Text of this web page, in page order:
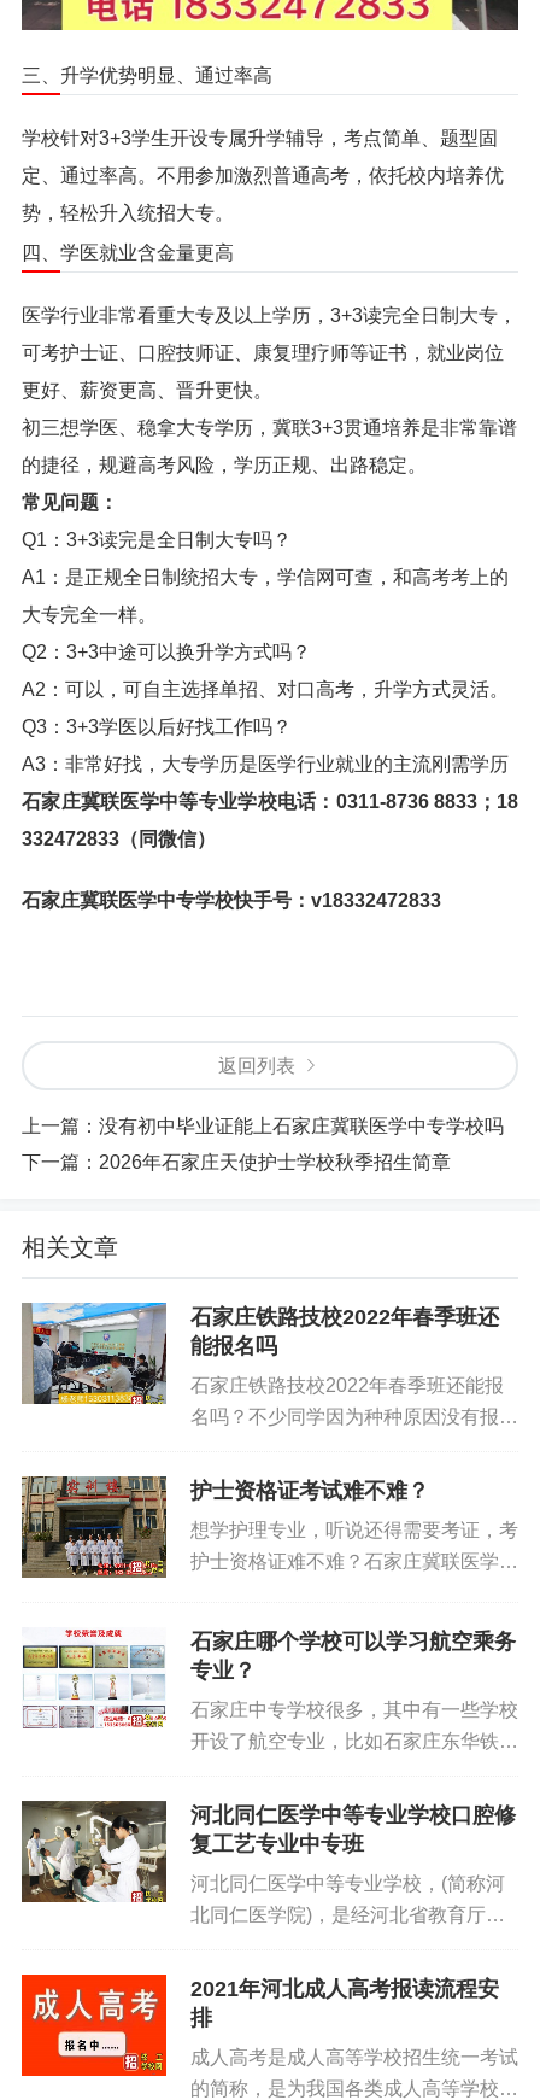
三、升学优势明显、通过率高
学校针对3+3学生开设专属升学辅导，考点简单、题型固
定、通过率高。不用参加激烈普通高考，依托校内培养优
势，轻松升入统招大专。
四、学医就业含金量更高
医学行业非常看重大专及以上学历，3+3读完全日制大专，
可考护士证、口腔技师证、康复理疗师等证书，就业岗位
更好、薪资更高、晋升更快。
初三想学医、稳拿大专学历，冀联3+3贯通培养是非常靠谱
的捷径，规避高考风险，学历正规、出路稳定。
常见问题：
Q1：3+3读完是全日制大专吗？
A1：是正规全日制统招大专，学信网可查，和高考考上的
大专完全一样。
Q2：3+3中途可以换升学方式吗？
A2：可以，可自主选择单招、对口高考，升学方式灵活。
Q3：3+3学医以后好找工作吗？
A3：非常好找，大专学历是医学行业就业的主流刚需学历
石家庄冀联医学中等专业学校电话：0311-8736 8833；18
332472833（同微信）
石家庄冀联医学中专学校快手号：v18332472833
返回列表
上一篇： 没有初中毕业证能上石家庄冀联医学中专学校吗
下一篇： 2026年石家庄天使护士学校秋季招生简章
相关文章
石家庄铁路技校2022年春季班还
能报名吗
石家庄铁路技校2022年春季班还能报
名吗？不少同学因为种种原因没有报上
有什么办法能报名吗？ 根据学校开学
进行补录，想要报名春季班的同学可以
致电15303113838咨询了解。 补录名
抓紧时间到校报名入学。 石家庄铁路
职业技工学校有在校生万人以上，1.6
万平方米校内实训场地和满足教学需要
的先进教学设备，建有9个设备先进的
专业升级。学生就业、升学双畅通。在
专业建设上形成了铁路特色鲜明、路地
两用专...
护士资格证考试难不难？
想学护理专业，听说还得需要考证，考
护士资格证难不难？石家庄冀联医学院
分，实践能力78分。一次考试通过两
个科目为考试成绩合格。 2014年，护
士资格考试合格分数线：专业实务77
分，实践能力79分。一次考试通过两
士资格考试合格分数线：专业实务67
分，实践能力65分。一次考试通过两
个科目为考试成绩合格。 2016年，护
士资格考试合格分数线：专业实务300
式)。 2017年，护士资格考试合格分数
线：专业实...
石家庄哪个学校可以学习航空乘务
专业？
石家庄中专学校很多，其中有一些学校
开设了航空专业，比如石家庄东华铁路
铁路想航空专业情况。 石家庄东华铁
路学校地处河北省省会石家庄市新华区
多平方米，建有高标准的教学设施和实
训基地，服务设施一应俱全。学校江学
完善的教育教学管理模式。 石家庄东
华铁路学校航空服务专业工作稳定收入
好，深受大家追捧，招收应往届毕业
生，主要课程：民航概论、民航法、航
河北同仁医学中等专业学校口腔修
复工艺专业中专班
河北同仁医学中等专业学校，(简称河
北同仁医学院)，是经河北省教育厅批
省属全日制医学院校。创建三十多年
来，为社会培养出一大批合格的医务人
件：面向全国招收应往届初高中毕业
2021年河北成人高考报读流程安
排
成人高考是成人高等学校招生统一考试
的简称，是为我国各类成人高等学校招